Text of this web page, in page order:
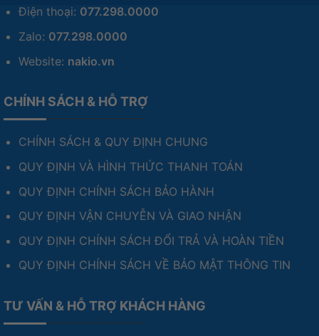
Điện thoại: 077.298.0000
Zalo: 077.298.0000
Website: nakio.vn
CHÍNH SÁCH & HỖ TRỢ
CHÍNH SÁCH & QUY ĐỊNH CHUNG
QUY ĐỊNH VÀ HÌNH THỨC THANH TOÁN
QUY ĐỊNH CHÍNH SÁCH BẢO HÀNH
QUY ĐỊNH VẬN CHUYỄN VÀ GIAO NHẬN
QUY ĐỊNH CHÍNH SÁCH ĐỔI TRẢ VÀ HOÀN TIỀN
QUY ĐỊNH CHÍNH SÁCH VỀ BẢO MẬT THÔNG TIN
TƯ VẤN & HỖ TRỢ KHÁCH HÀNG